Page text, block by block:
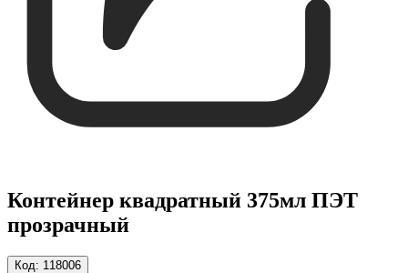
Контейнер квадратный 375мл ПЭТ
прозрачный
Код: 118006